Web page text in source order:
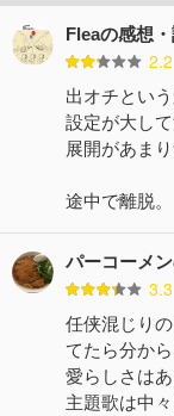
Fleaの感想
2.2
出オチとい
設定が大し
展開があまり
途中で離脱。
パーコーメ
3.3
任侠混じり
てたら分か
愛らしさは
主題歌は中々